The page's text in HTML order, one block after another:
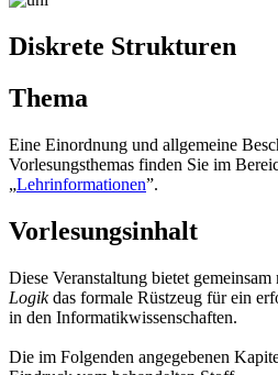
Diskrete Strukturen
Thema
Eine Einordnung und allgemeine
Vorlesungsthemas finden Sie im
„Lehrinformationen”.
Vorlesungsinhalt
Diese Veranstaltung bietet gemeinsam
Logikdas formale Rüstzeug für ein
in den Informatikwissenschaften.
Die im Folgenden angegebenen